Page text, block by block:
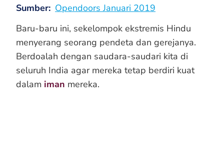
Sumber Opendoors Januari 2019
Baru-baru ini, sekelompok ekstremis Hindu
menyerang seorang pendeta dan gerejanya.
Berdoalah dengan saudara-saudari kita di
seluruh India agar mereka tetap berdiri kuat
dalam iman mereka.